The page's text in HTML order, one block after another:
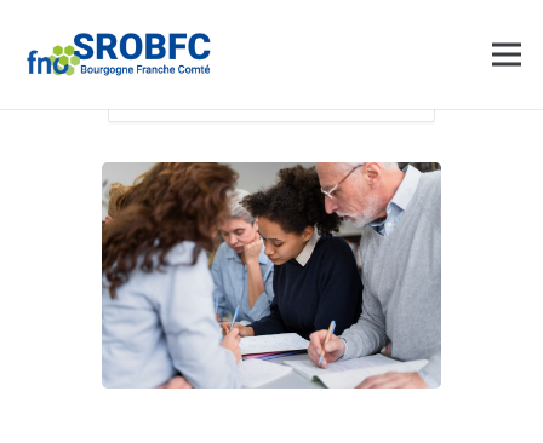
Accueil Events - SROBFC
pratique
La relation au Patient Via Groupe